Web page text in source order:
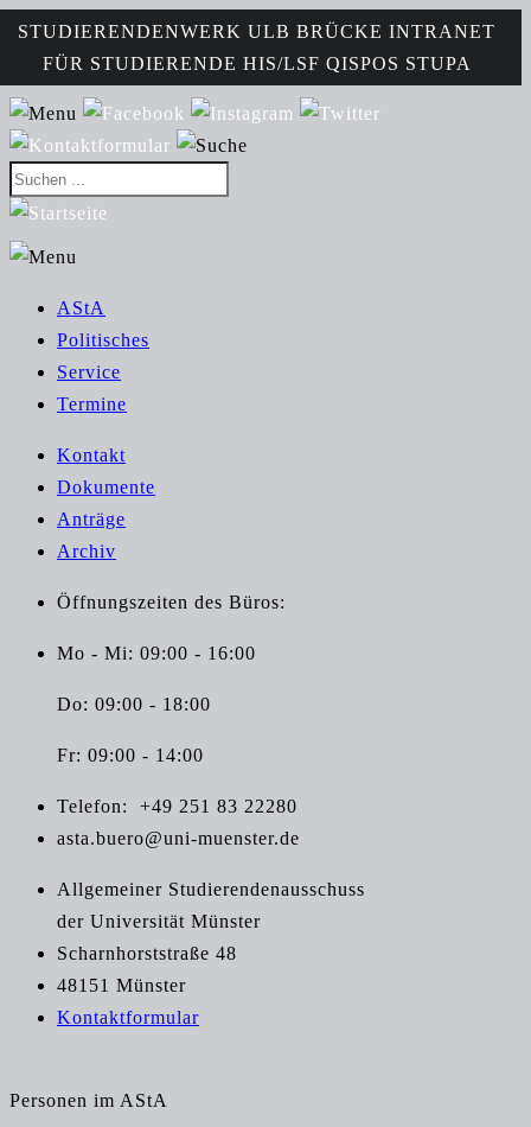
STUDIERENDENWERK ULB BRÜCKE INTRANET
FÜR STUDIERENDE HIS/LSF QISPOS STUPA
AStA
Politisches
Service
Termine
Kontakt
Dokumente
Anträge
Archiv
Öffnungszeiten des Büros:
Mo - Mi: 09:00 - 16:00
Do: 09:00 - 18:00
Fr: 09:00 - 14:00
Telefon:
+49 251 83 22280
asta.buero@uni-muenster.de
Allgemeiner Studierendenausschuss
der Universität Münster
Scharnhorststraße 48
48151 Münster
Kontaktformular
Personen im AStA